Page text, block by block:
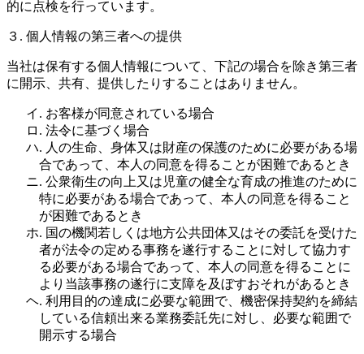
的に点検を行っています。
３. 個人情報の第三者への提供
当社は保有する個人情報について、下記の場合を除き第三者
に開示、共有、提供したりすることはありません。
イ. お客様が同意されている場合
ロ. 法令に基づく場合
ハ. 人の生命、身体又は財産の保護のために必要がある場
合であって、本人の同意を得ることが困難であるとき
ニ. 公衆衛生の向上又は児童の健全な育成の推進のために
特に必要がある場合であって、本人の同意を得ること
が困難であるとき
ホ. 国の機関若しくは地方公共団体又はその委託を受けた
者が法令の定める事務を遂行することに対して協力す
る必要がある場合であって、本人の同意を得ることに
より当該事務の遂行に支障を及ぼすおそれがあるとき
ヘ. 利用目的の達成に必要な範囲で、機密保持契約を締結
している信頼出来る業務委託先に対し、必要な範囲で
開示する場合